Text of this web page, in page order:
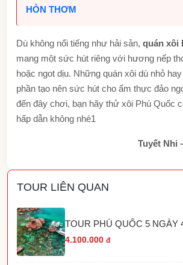
HÒN THƠM
Dù không nổi tiếng như hải sản, quán xôi
mang một sức hút riêng với hương nếp
hoặc ngot dịu. Những quán xôi dù nhỏ
phần tạo nên sức hút cho ẩm thực đảo
đến đây chơi, bạn hãy thử xôi Phú Quốc
hấp dẫn không nhé1
Tuyết Nhi
TOUR LIÊN QUAN
TOUR PHÚ QUỐC 5 NGÀY
4.100.000 đ